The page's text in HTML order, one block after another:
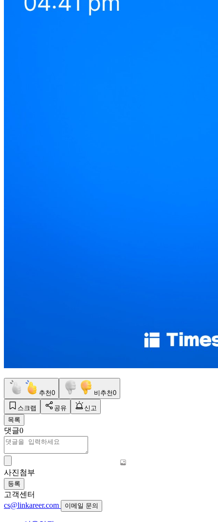
추천0 비추천0
스크랩 공유
신고
목록
댓글0
사진첨부
등록
고객센터
cs@linkareer.com
이메일 문의